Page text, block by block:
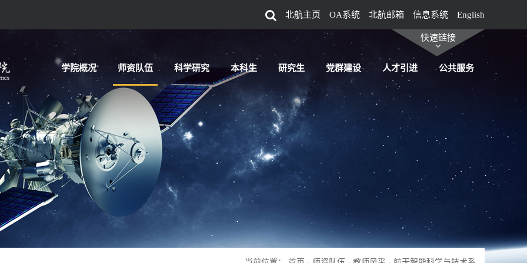
北航主页 OA系统 北航邮箱 信息系统 English
快速链接
学院概况 师资队伍 科学研究 本科生 研究生 党群建设 人才引进 公共服务